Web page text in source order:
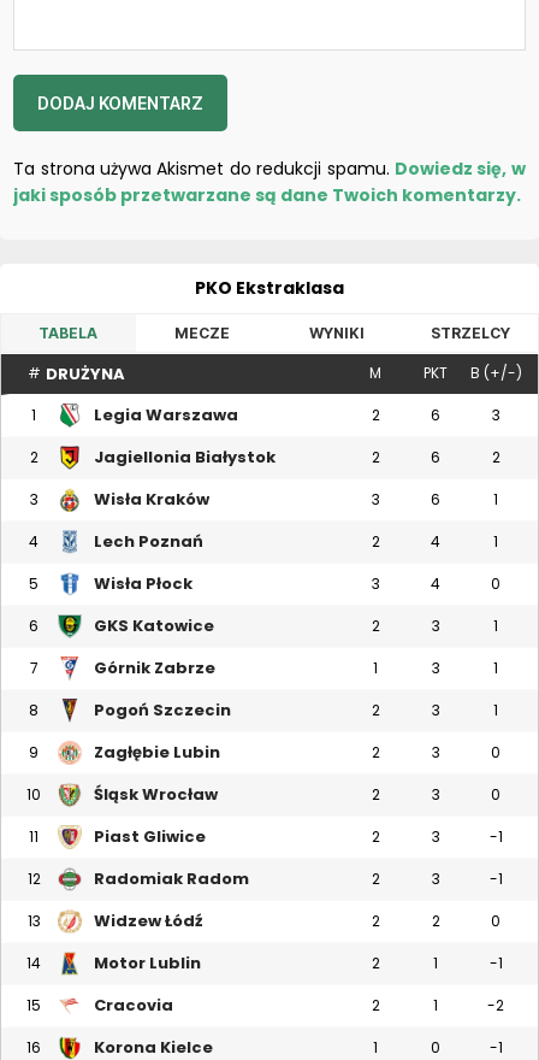
Ta strona używa Akismet do redukcji spamu. Dowiedz się, w
jaki sposób przetwarzane są dane Twoich komentarzy.
PKO Ekstraklasa
TABELA MECZE WYNIKI STRZELCY
# DRUŻYNA M PKT B (+/-)
1 Legia Warszawa 2 6 3
2 Jagiellonia Białystok 2 6 2
3 Wisła Kraków 3 6 1
4 Lech Poznań 2 4 1
5 Wisła Płock 3 4 0
6 GKS Katowice 2 3 1
7 Górnik Zabrze 1 3 1
8 Pogoń Szczecin 2 3 1
9 Zagłębie Lubin 2 3 0
10 Śląsk Wrocław 2 3 0
11 Piast Gliwice 2 3 -1
12 Radomiak Radom 2 3 -1
13 Widzew Łódź 2 2 0
14 Motor Lublin 2 1 -1
15 Cracovia 2 1 -2
16 Korona Kielce 1 0 -1